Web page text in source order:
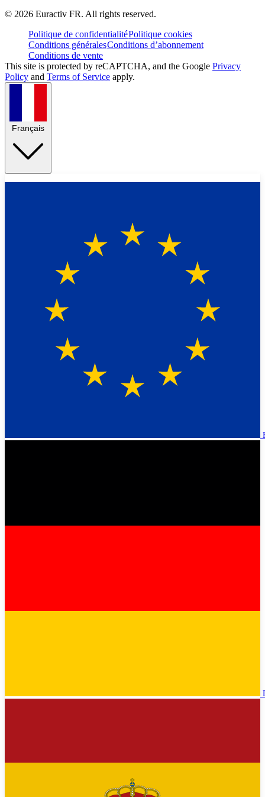
© 2026 Euractiv FR. All rights reserved.
Politique de confidentialitéPolitique cookies
Conditions généralesConditions d’abonnement
Conditions de vente
This site is protected by reCAPTCHA, and the Google Privacy
Policy and Terms of Service apply.
Français